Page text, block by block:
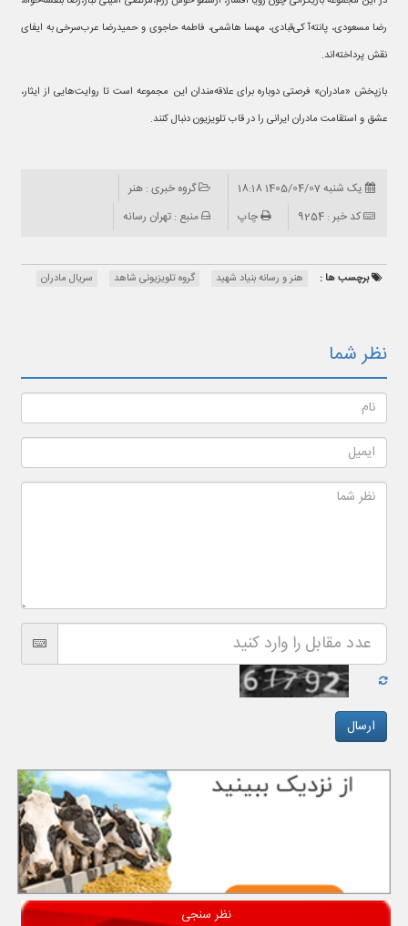
رضا مسعودی، پانته‌آ کی‌قبادی، مهسا هاشمی، فاطمه حاجوی و حمیدرضا عرب‌سرخی به ایفای
نقش پرداخته‌اند.
بازپخش «مادران» فرصتی دوباره برای علاقه‌مندان این مجموعه است تا روایت‌هایی از ایثار،
عشق و استقامت مادران ایرانی را در قاب تلویزیون دنبال کنند.
یک شنبه 1405/04/07 18:18
گروه خبری : هنر
کد خبر : 9254
چاپ منبع : تهران رسانه
برچسب ها : هنر و رسانه بنیاد شهید گروه تلویزیونی شاهد سریال مادران
نظر شما
نظر سنجی